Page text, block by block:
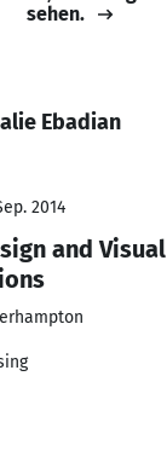
sehen.
Ebadian
2014
and Visual